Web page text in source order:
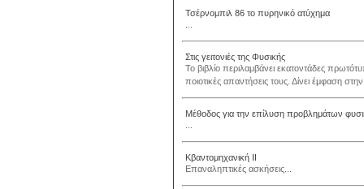
Τσέρνομπιλ 86 το πυρηνικό ατύχημα
Στις γειτονιές της Φυσικής
Το βιβλίο περιλαμβάνει εκατοντάδες
ποιοτικές απαντήσεις τους. Δίνει έμφαση
Μέθοδος για την επίλυση προβλημάτων
Κβαντομηχανική ΙΙ
Επαναληπτικές ασκήσεις...